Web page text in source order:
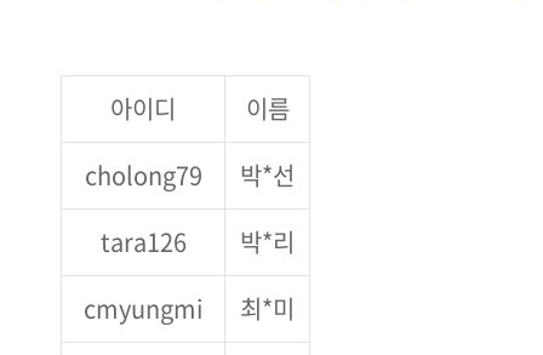
아이디
이름
cholong79
박*선
tara126
박*리
cmyungmi
최*미